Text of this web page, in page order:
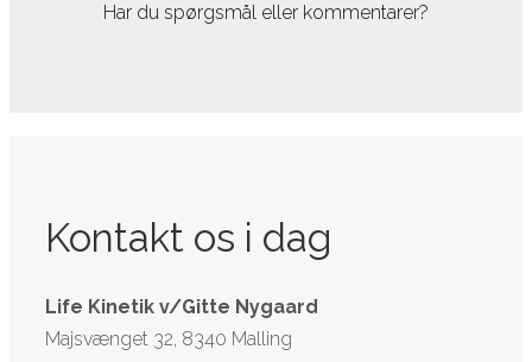
Har du spørgsmål eller kommentarer?
Kontakt os i dag
Life Kinetik v/Gitte Nygaard
Majsvænget 32, 8340 Malling